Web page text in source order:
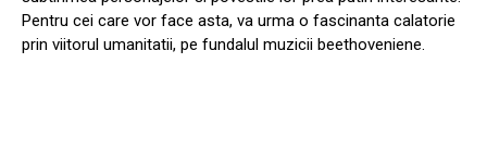
Pentru cei care vor face asta, va urma o fascinanta calatorie
prin viitorul umanitatii, pe fundalul muzicii beethoveniene.